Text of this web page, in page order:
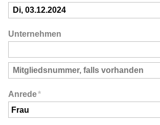
Unternehmen
Anrede*